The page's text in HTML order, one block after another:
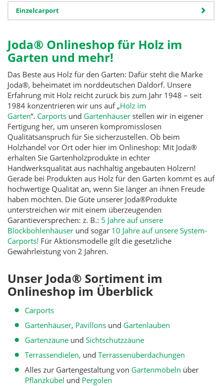
Einzelcarport
Joda® Onlineshop für Holz im
Garten und mehr!
Das Beste aus Holz für den Garten: Dafür steht die Marke
Joda®, beheimatet im norddeutschen Daldorf. Unsere
Erfahrung mit Holz reicht zurück bis zum Jahr 1948 – seit
1984 konzentrieren wir uns auf „Holz im
Garten“. Carports und Gartenhäuser stellen wir in eigener
Fertigung her, um unseren kompromisslosen
Qualitätsanspruch für Sie sicherzustellen. Ob beim
Holzhandel vor Ort oder hier im Onlineshop: Mit Joda®
erhalten Sie Gartenholzprodukte in echter
Handwerksqualität aus nachhaltig angebauten Hölzern!
Gerade bei Produkten aus Holz für den Garten kommt es auf
hochwertige Qualität an, wenn Sie länger an ihnen Freude
haben möchten. Die Güte unserer Joda®Produkte
unterstreichen wir mit einem überzeugenden
Garantieversprechen: z. B.: 5 Jahre auf unsere
Blockbohlenhäuser und sogar 10 Jahre auf unsere System-
Carports! Für Aktionsmodelle gilt die gesetzliche
Gewährleistung von 2 Jahren.
Unser Joda® Sortiment im
Onlineshop im Überblick
Carports
Gartenhäuser, Pavillons und Gartenlauben
Gartenzäune und Sichtschutzzäune
Terrassendielen, und Terrassenüberdachungen
Alles zur Gartengestaltung von Gartenmöbeln über
Pflanzkübel und Pergolen